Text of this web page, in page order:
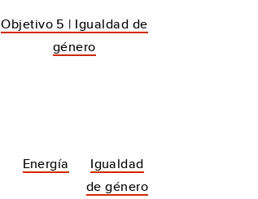
Objetivo 5 | Igualdad de
género
Energía
Igualdad
de género